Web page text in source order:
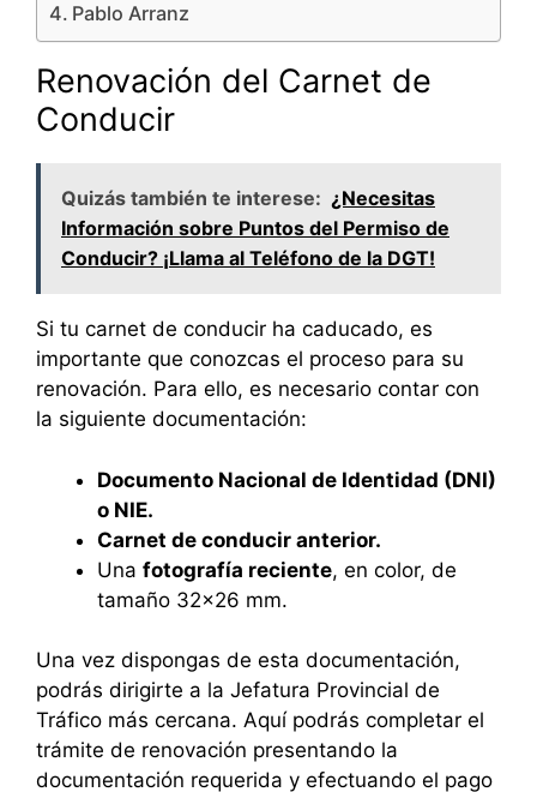
Pablo Arranz
Renovación del Carnet de
Conducir
Quizás también te interese: ¿Necesitas
Información sobre Puntos del Permiso de
Conducir? ¡Llama al Teléfono de la DGT!
Si tu carnet de conducir ha caducado, es
importante que conozcas el proceso para su
renovación. Para ello, es necesario contar con
la siguiente documentación:
Documento Nacional de Identidad (DNI)
o NIE.
Carnet de conducir anterior.
Una fotografía reciente, en color, de
tamaño 32×26 mm.
Una vez dispongas de esta documentación,
podrás dirigirte a la Jefatura Provincial de
Tráfico más cercana. Aquí podrás completar el
trámite de renovación presentando la
documentación requerida y efectuando el pago